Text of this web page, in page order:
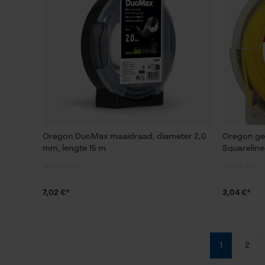
Oregon DuoMax maaidraad, diameter 2,0
mm, lengte 15 m
7,02 €*
Oregon
Squareline
3,04 €*
1 2